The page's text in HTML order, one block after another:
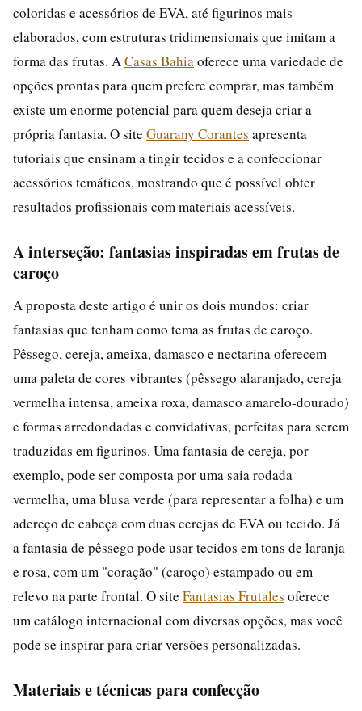
coloridas e acessórios de EVA, até figurinos mais
elaborados, com estruturas tridimensionais que imitam a
forma das frutas. A Casas Bahia oferece uma variedade de
opções prontas para quem prefere comprar, mas também
existe um enorme potencial para quem deseja criar a
própria fantasia. O site Guarany Corantes apresenta
tutoriais que ensinam a tingir tecidos e a confeccionar
acessórios temáticos, mostrando que é possível obter
resultados profissionais com materiais acessíveis.
A interseção: fantasias inspiradas em frutas de
caroço
A proposta deste artigo é unir os dois mundos: criar
fantasias que tenham como tema as frutas de caroço.
Pêssego, cereja, ameixa, damasco e nectarina oferecem
uma paleta de cores vibrantes (pêssego alaranjado, cereja
vermelha intensa, ameixa roxa, damasco amarelo-dourado)
e formas arredondadas e convidativas, perfeitas para serem
traduzidas em figurinos. Uma fantasia de cereja, por
exemplo, pode ser composta por uma saia rodada
vermelha, uma blusa verde (para representar a folha) e um
adereço de cabeça com duas cerejas de EVA ou tecido. Já
a fantasia de pêssego pode usar tecidos em tons de laranja
e rosa, com um "coração" (caroço) estampado ou em
relevo na parte frontal. O site Fantasias Frutales oferece
um catálogo internacional com diversas opções, mas você
pode se inspirar para criar versões personalizadas.
Materiais e técnicas para confecção